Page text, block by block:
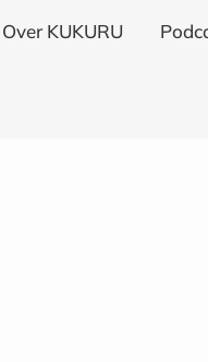
Over KUKURU